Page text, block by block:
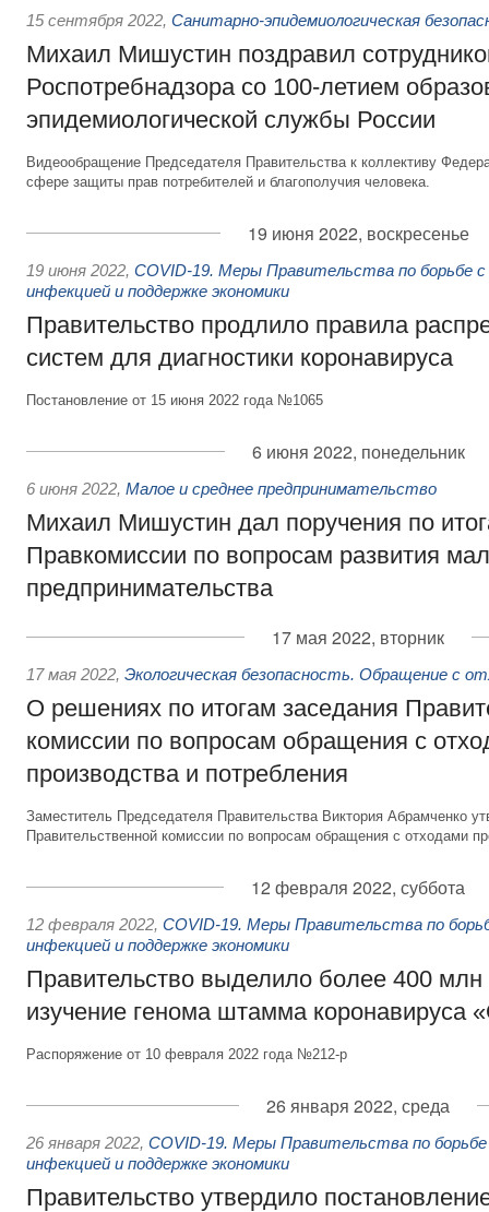
15 сентября 2022, Санитарно-эпидемиологическая
Михаил Мишустин поздравил
Роспотребнадзора со 100-летием
эпидемиологической службы России
Видеообращение Председателя Правительства к коллективу
сфере защиты прав потребителей и благополучия человека.
19 июня 2022, воскресенье
19 июня 2022, COVID-19. Меры Правительства по борьбе с
инфекцией и поддержке экономики
Правительство продлило правила
систем для диагностики коронавируса
Постановление от 15 июня 2022 года №1065
6 июня 2022, понедельник
6 июня 2022, Малое и среднее предпринимательство
Михаил Мишустин дал поручения по
Правкомиссии по вопросам развития
предпринимательства
17 мая 2022, вторник
17 мая 2022, Экологическая безопасность. Обращение с
О решениях по итогам заседания
комиссии по вопросам обращения с
производства и потребления
Заместитель Председателя Правительства Виктория Абрамченко
Правительственной комиссии по вопросам обращения с отходами
12 февраля 2022, суббота
12 февраля 2022, COVID-19. Меры Правительства по
инфекцией и поддержке экономики
Правительство выделило более 400 млн
изучение генома штамма коронавируса
Распоряжение от 10 февраля 2022 года №212-р
26 января 2022, среда
26 января 2022, COVID-19. Меры Правительства по борьбе
инфекцией и поддержке экономики
Правительство утвердило